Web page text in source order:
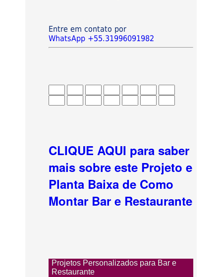
Entre em contato por
WhatsApp +55.31996091982
CLIQUE AQUI para saber
mais sobre este Projeto e
Planta Baixa de Como
Montar Bar e Restaurante
Projetos Personalizados para Bar e
Restaurante